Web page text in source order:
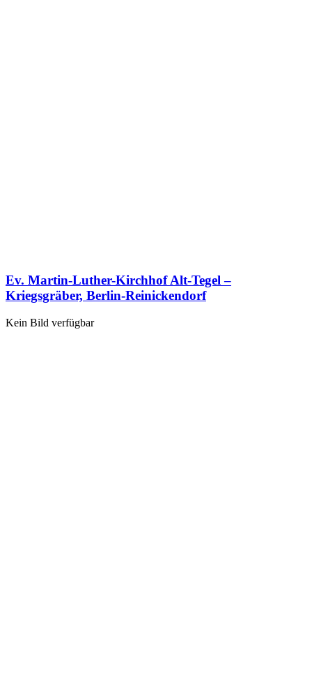
Ev. Martin-Luther-Kirchhof Alt-Tegel –
Kriegsgräber, Berlin-Reinickendorf
Kein Bild verfügbar